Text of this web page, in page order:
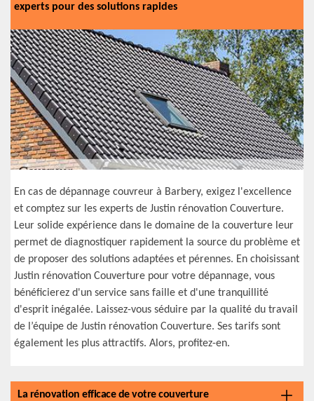
experts pour des solutions rapides
En cas de dépannage couvreur à Barbery, exigez l'excellence
et comptez sur les experts de Justin rénovation Couverture.
Leur solide expérience dans le domaine de la couverture leur
permet de diagnostiquer rapidement la source du problème et
de proposer des solutions adaptées et pérennes. En choisissant
Justin rénovation Couverture pour votre dépannage, vous
bénéficierez d'un service sans faille et d'une tranquillité
d'esprit inégalée. Laissez-vous séduire par la qualité du travail
de l’équipe de Justin rénovation Couverture. Ses tarifs sont
également les plus attractifs. Alors, profitez-en.
La rénovation efficace de votre couverture